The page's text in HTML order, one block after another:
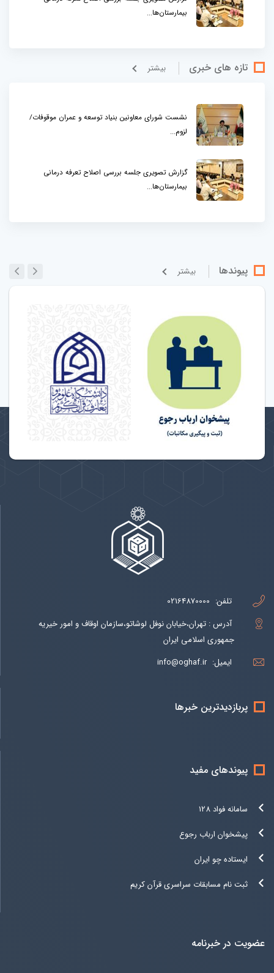
بیمارستان‌ها...
تازه های خبری بيشتر
نشست شورای معاونین بنیاد توسعه و عمران موقوفات/
لزوم...
گزارش تصویری جلسه بررسی اصلاح تعرفه درمانی
بیمارستان‌ها...
پیوندها بيشتر
تلفن: 02164870000
آدرس : تهران،خیابان نوفل لوشاتو،سازمان اوقاف و امور خیریه
جمهوری اسلامی ایران
ایمیل: info@oghaf.ir
پربازدیدترین خبرها
پیوندهای مفید
سامانه فواد 128
پیشخوان ارباب رجوع
ایستاده چو ایران
ثبت نام مسابقات سراسری قرآن کریم
عضویت در خبرنامه